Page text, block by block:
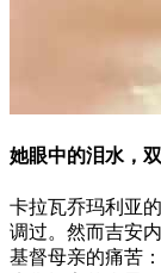
她眼中的泪水，
卡拉瓦乔玛利亚
调过。然而吉安
基督母亲的痛苦